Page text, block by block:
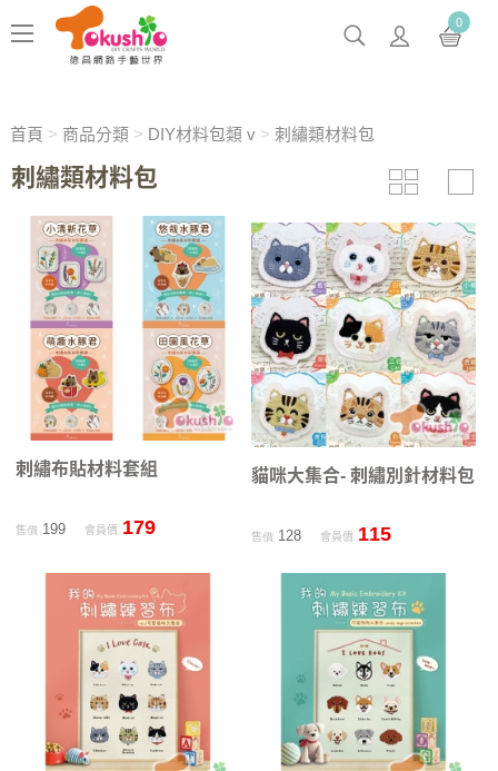
0
首頁 > 商品分類> DIY材料包類 v> 刺繡類材料包
刺繡類材料包
刺繡布貼材料套組
售價199 會員價 179
貓咪大集合- 刺繡別針材料包
售價 128 會員價 115